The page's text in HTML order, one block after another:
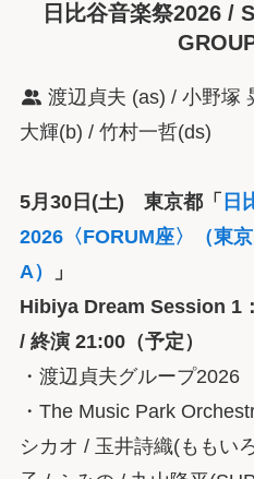
日比谷音楽祭2026 /
渡辺貞夫 (as) / 小野塚
大輝(b) / 竹村一哲(ds)
5月30日(土) 東京都「 日
2026〈FORUM座〉（東
A）
」
Hibiya Dream Session 1
/ 終演 21:00（予定）
・渡辺貞夫グループ2026
・The Music Park
シカオ / 玉井詩織(ももい